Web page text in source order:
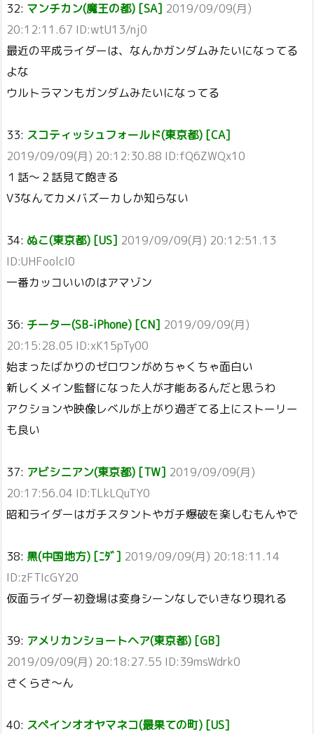
32: マンチカン(魔王の都) [SA] 2019/09/09(月)
20:12:11.67 ID:wtU13/nj0
最近の平成ライダーは、なんかガンダムみたいになってる
よな
ウルトラマンもガンダムみたいになってる
33: スコティッシュフォールド(東京都) [CA]
2019/09/09(月) 20:12:30.88 ID:fQ6ZWQx10
１話～２話見て飽きる
V3なんてカメバズーカしか知らない
34: ぬこ(東京都) [US] 2019/09/09(月) 20:12:51.13
ID:UHFoolcI0
一番カッコいいのはアマゾン
36: チーター(SB-iPhone) [CN] 2019/09/09(月)
20:15:28.05 ID:xK15pTy00
始まったばかりのゼロワンがめちゃくちゃ面白い
新しくメイン監督になった人が才能あるんだと思うわ
アクションや映像レベルが上がり過ぎてる上にストーリー
も良い
37: アビシニアン(東京都) [TW] 2019/09/09(月)
20:17:56.04 ID:TLkLQuTY0
昭和ライダーはガチスタントやガチ爆破を楽しむもんやで
38: 黒(中国地方) [ﾆﾀﾞ] 2019/09/09(月) 20:18:11.14
ID:zFTIcGY20
仮面ライダー初登場は変身シーンなしでいきなり現れる
39: アメリカンショートヘア(東京都) [GB]
2019/09/09(月) 20:18:27.55 ID:39msWdrk0
さくらさ～ん
40: スペインオオヤマネコ(最果ての町) [US]